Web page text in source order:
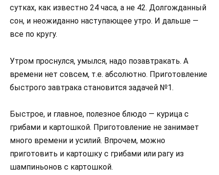
сутках, как известно 24 часа, а не 42. Долгожданный
сон, и неожиданно наступающее утро. И дальше —
все по кругу.
Утром проснулся, умылся, надо позавтракать. А
времени нет совсем, т.е. абсолютно. Приготовление
быстрого завтрака становится задачей №1.
Быстрое, и главное, полезное блюдо — курица с
грибами и картошкой. Приготовление не занимает
много времени и усилий. Впрочем, можно
приготовить и картошку с грибами или рагу из
шампиньонов с картошкой.